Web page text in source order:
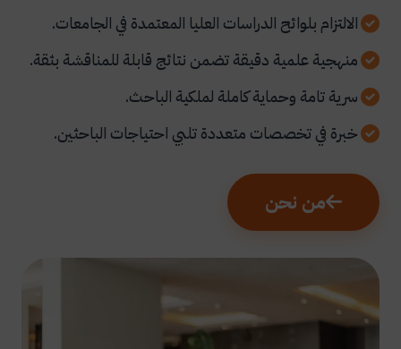
الالتزام بلوائح الدراسات العليا المعتمدة في الجامعات.
منهجية علمية دقيقة تضمن نتائج قابلة للمناقشة بثقة.
سرية تامة وحماية كاملة لملكية الباحث.
خبرة في تخصصات متعددة تلبي احتياجات الباحثين.
من نحن